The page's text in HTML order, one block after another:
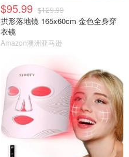
$95.99 $129.99
拱形落地镜 165x60cm 金色全身穿
衣镜
Amazon澳洲亚马逊